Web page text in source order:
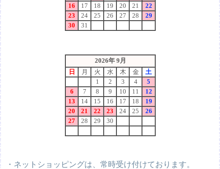
・ネットショッピングは、常時受け付けております。